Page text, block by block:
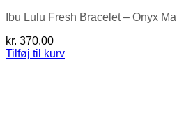
Ibu Lulu Fresh Bracelet – Onyx
kr. 370.00
Tilføj til kurv